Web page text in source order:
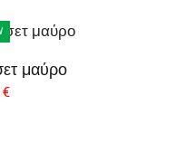
μαύρο
€